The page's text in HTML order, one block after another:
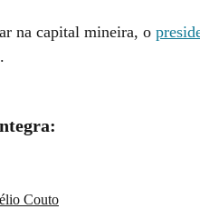
na capital mineira, o
.
Couto